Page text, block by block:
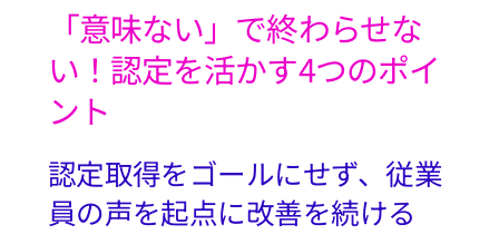
「意味ない」で終わらせな
い！認定を活かす4つのポイ
ント
認定取得をゴールにせず、従業
員の声を起点に改善を続ける